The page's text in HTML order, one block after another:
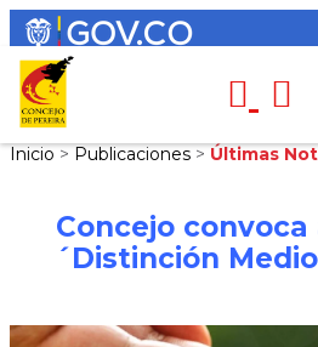
Inicio > Publicaciones > Últimas
Concejo
´Distinción